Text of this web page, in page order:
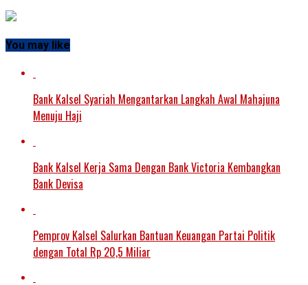
You may like
Bank Kalsel Syariah Mengantarkan Langkah Awal Mahajuna
Menuju Haji
Bank Kalsel Kerja Sama Dengan Bank Victoria Kembangkan
Bank Devisa
Pemprov Kalsel Salurkan Bantuan Keuangan Partai Politik
dengan Total Rp 20,5 Miliar